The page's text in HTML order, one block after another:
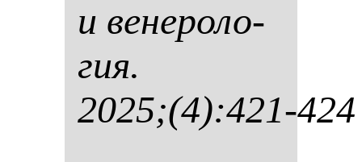
и ве­не­ро­ло­
гия.
2025;(4):421-424